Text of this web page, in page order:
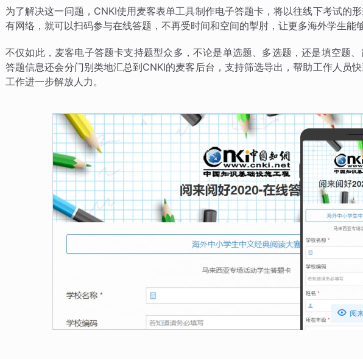
为了解决这一问题，CNKI使用麦客表单工具制作电子答题卡，将以往线下考试的
有网络，就可以扫码参与在线答题，不再受时间和空间的掣肘，让更多海外学生能
不仅如此，麦客电子答题卡支持题型众多，不论是单选题、多选题，还是填空题
答题信息还会分门别类地汇总到CNKI的麦客后台，支持筛选导出，帮助工作人员
工作进一步解放人力。
 阅